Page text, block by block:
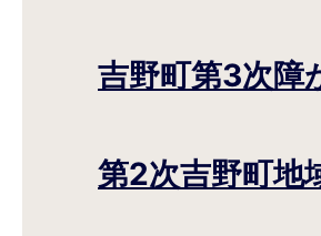
吉野町第3次障
第2次吉野町地